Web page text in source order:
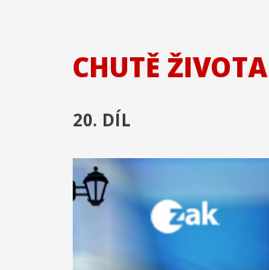
CHUTĚ ŽIVOTA
20. DÍL